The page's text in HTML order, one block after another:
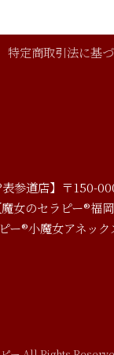
特定商取引法に基
参道店】 〒150-
魔女のセラピー®福岡
ー®小魔女アネック